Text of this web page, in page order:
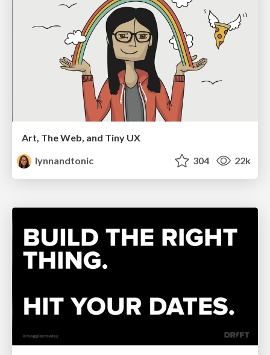
Art, The Web, and Tiny UX
lynnandtonic
304 22k